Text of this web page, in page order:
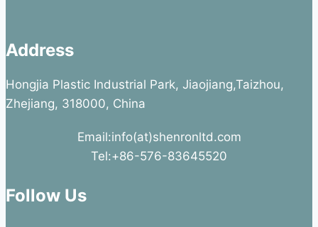
Address
Hongjia Plastic Industrial Park, Jiaojiang,Taizhou,
Zhejiang, 318000, China
Email:info(at)shenronltd.com
Tel:+86-576-83645520
Follow Us